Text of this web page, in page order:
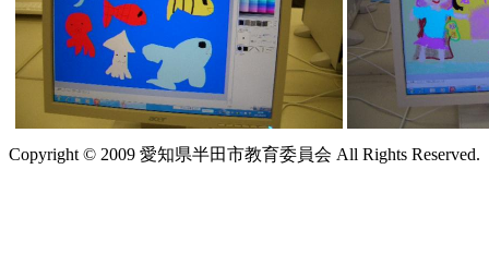
Copyright © 2009 愛知県半田市教育委員会 All Rights Reserved.